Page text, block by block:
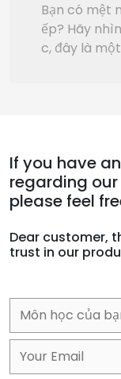
Bạn có mệt
ếp? Hãy
c, đây là
If you have
regarding
please feel
Dear customer,
trust in our